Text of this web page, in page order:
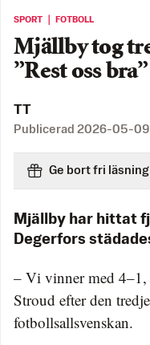
SPORT ｜ FOTBOLL
Mjällby tog
”Rest oss bra”
TT
Publicerad 2026-05-09
Ge bort fri läsning
Mjällby har hittat
Degerfors
– Vi vinner med 4–1,
Stroud efter den
fotbollsallsvenskan.